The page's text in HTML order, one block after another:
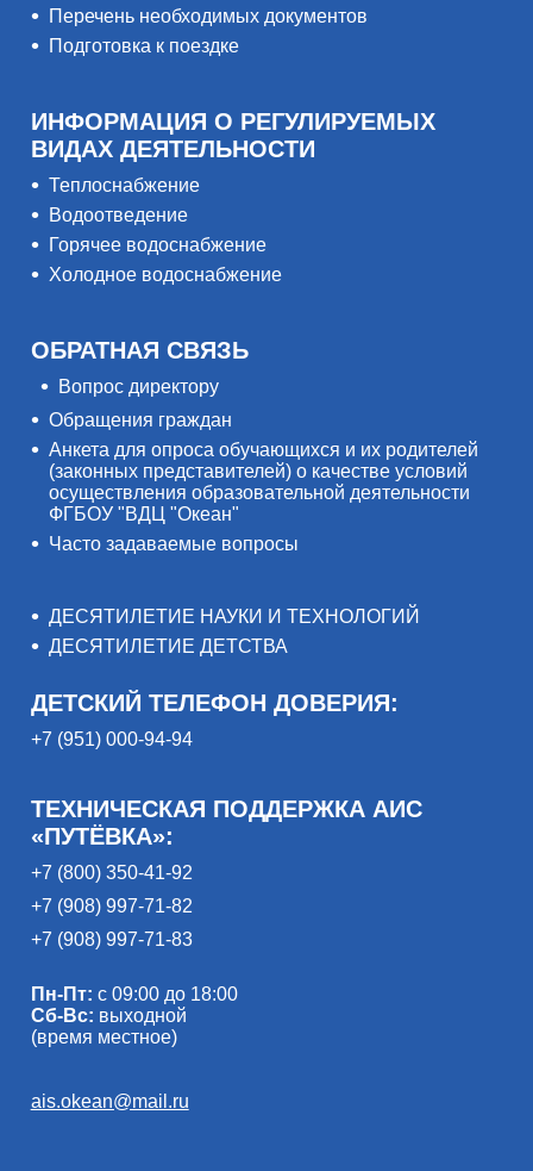
Перечень необходимых документов
Подготовка к поездке
ИНФОРМАЦИЯ О РЕГУЛИРУЕМЫХ
ВИДАХ ДЕЯТЕЛЬНОСТИ
Теплоснабжение
Водоотведение
Горячее водоснабжение
Холодное водоснабжение
ОБРАТНАЯ СВЯЗЬ
Вопрос директору
Обращения граждан
Анкета для опроса обучающихся и их родителей
(законных представителей) о качестве условий
осуществления образовательной деятельности
ФГБОУ "ВДЦ "Океан"
Часто задаваемые вопросы
ДЕСЯТИЛЕТИЕ НАУКИ И ТЕХНОЛОГИЙ
ДЕСЯТИЛЕТИЕ ДЕТСТВА
ДЕТСКИЙ ТЕЛЕФОН ДОВЕРИЯ:
+7 (951) 000-94-94
ТЕХНИЧЕСКАЯ ПОДДЕРЖКА АИС
«ПУТЁВКА»:
+7 (800) 350-41-92
+7 (908) 997-71-82
+7 (908) 997-71-83
Пн-Пт: с 09:00 до 18:00
Сб-Вс: выходной
(время местное)
ais.okean@mail.ru